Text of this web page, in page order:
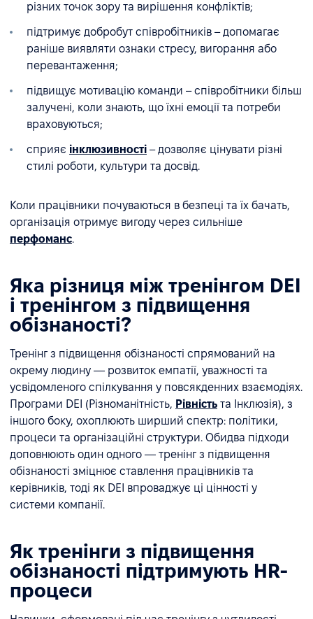
різних точок зору та вирішення конфліктів;
підтримує добробут співробітників – допомагає
раніше виявляти ознаки стресу, вигорання або
перевантаження;
підвищує мотивацію команди – співробітники більш
залучені, коли знають, що їхні емоції та потреби
враховуються;
сприяє інклюзивності – дозволяє цінувати різні
стилі роботи, культури та досвід.
Коли працівники почуваються в безпеці та їх бачать,
організація отримує вигоду через сильніше
перфоманс.
Яка різниця між тренінгом DEI
і тренінгом з підвищення
обізнаності?
Тренінг з підвищення обізнаності спрямований на
окрему людину — розвиток емпатії, уважності та
усвідомленого спілкування у повсякденних взаємодіях.
Програми DEI (Різноманітність, Рівність та Інклюзія), з
іншого боку, охоплюють ширший спектр: політики,
процеси та організаційні структури. Обидва підходи
доповнюють один одного — тренінг з підвищення
обізнаності зміцнює ставлення працівників та
керівників, тоді як DEI впроваджує ці цінності у
системи компанії.
Як тренінги з підвищення
обізнаності підтримують HR-
процеси